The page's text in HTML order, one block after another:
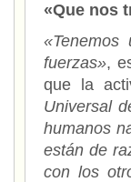
«Que nos
fuerzas»,
que la
Universal
humanos
están de
con los